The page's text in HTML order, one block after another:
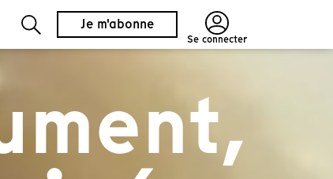
Je m'abonne
Se connecter